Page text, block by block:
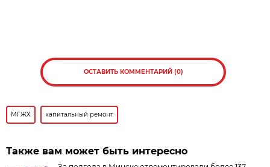
ОСТАВИТЬ КОММЕНТАРИЙ (0)
МГЖХ капитальный ремонт
Также вам может быть интересно